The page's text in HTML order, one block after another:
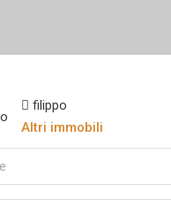
25 Altro
filippo
Altri immobili